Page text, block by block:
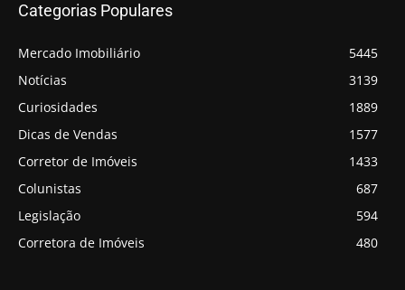
Categorias Populares
Mercado Imobiliário
5445
Notícias
3139
Curiosidades
1889
Dicas de Vendas
1577
Corretor de Imóveis
1433
Colunistas
687
Legislação
594
Corretora de Imóveis
480